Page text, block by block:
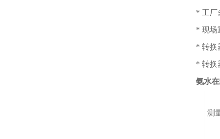
* 工厂
* 现场
* 转换
* 转换
氨水
测